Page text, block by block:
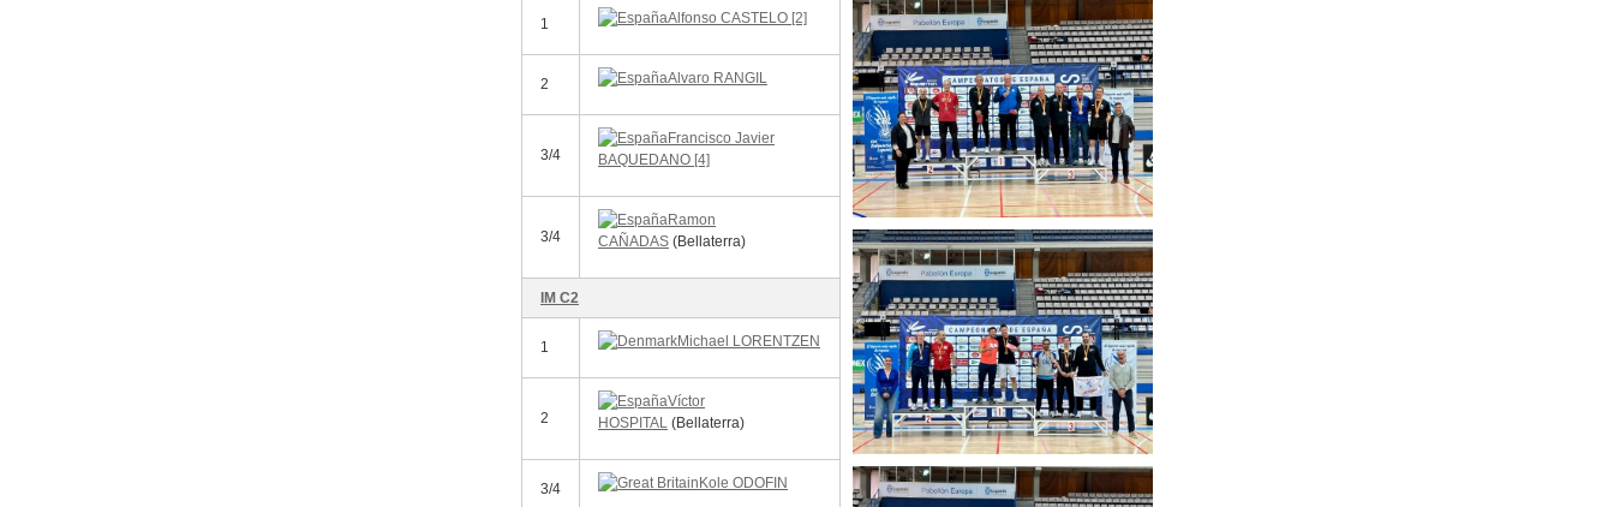
1 Alfonso CASTELO [2]
2 Alvaro RANGIL
3/4
Francisco Javier
BAQUEDANO [4]
3/4
Ramon
CAÑADAS (Bellaterra)
IM C2
1 Michael LORENTZEN
2
Víctor
HOSPITAL (Bellaterra)
3/4 Kole ODOFIN